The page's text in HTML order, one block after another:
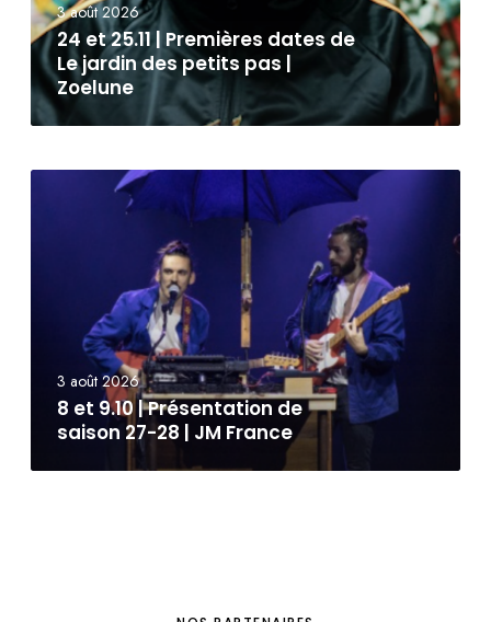
3 août 2026
24 et 25.11 | Premières dates de
Le jardin des petits pas |
Zoelune
3 août 2026
8 et 9.10 | Présentation de
saison 27-28 | JM France